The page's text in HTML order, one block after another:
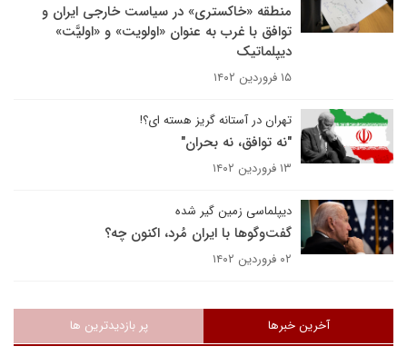
منطقه «خاکستری» در سیاست خارجی ایران و
توافق با غرب به عنوان «اولویت» و «اولیَّت»
دیپلماتیک
۱۵ فروردین ۱۴۰۲
تهران در آستانه گریز هسته ای؟!
"نه توافق، نه بحران"
۱۳ فروردین ۱۴۰۲
دیپلماسی زمین گیر شده
گفت‌وگوها با ایران مُرد، اکنون چه؟
۰۲ فروردین ۱۴۰۲
آخرین خبرها پر بازدیدترین ها